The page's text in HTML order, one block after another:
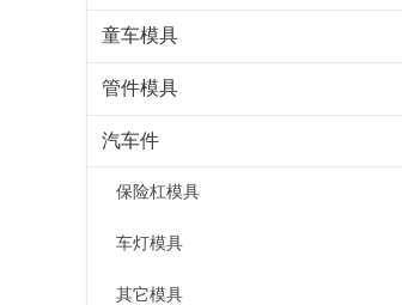
童车模具
管件模具
汽车件
保险杠模具
车灯模具
其它模具